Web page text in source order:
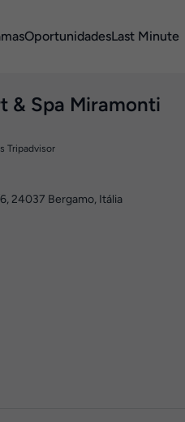
OportunidadesLast Minute
& Spa Miramonti
Tripadvisor
, 24037 Bergamo, Itália